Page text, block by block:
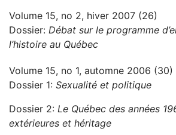
Volume 15, no 2, hiver 2007 (26)
Dossier: Débat sur le programme
l’histoire au Québec
Volume 15, no 1, automne 2006 (30)
Dossier 1: Sexualité et politique
Dossier 2: Le Québec des années
extérieures et héritage